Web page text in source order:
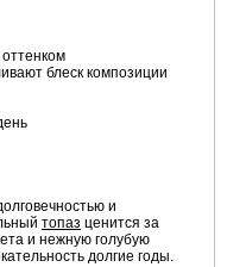
блеск композиции
и
топаз ценится за
и нежную голубую
долгие годы.